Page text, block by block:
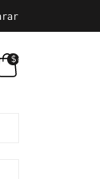
$cart.TotalItems